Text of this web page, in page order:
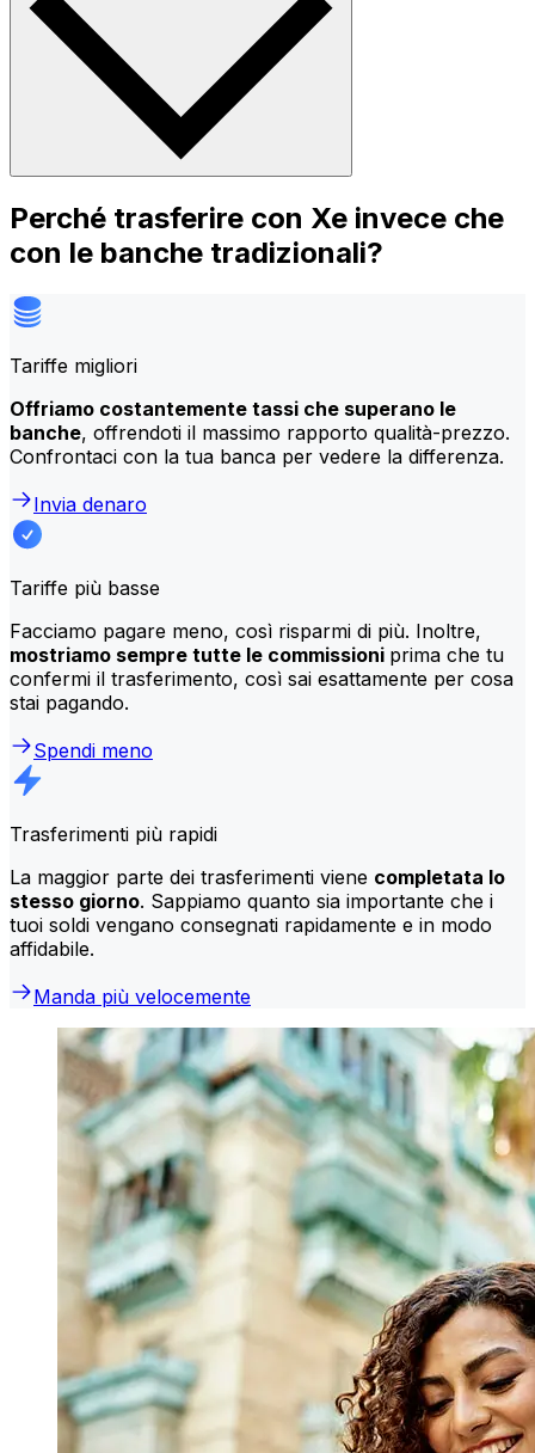
Perché trasferire con Xe invece che
con le banche tradizionali?
Tariffe migliori
Offriamo costantemente tassi che superano le
banche, offrendoti il massimo rapporto qualità-prezzo.
Confrontaci con la tua banca per vedere la differenza.
Invia denaro
Tariffe più basse
Facciamo pagare meno, così risparmi di più. Inoltre,
mostriamo sempre tutte le commissioni prima che tu
confermi il trasferimento, così sai esattamente per cosa
stai pagando.
Spendi meno
Trasferimenti più rapidi
La maggior parte dei trasferimenti viene completata lo
stesso giorno. Sappiamo quanto sia importante che i
tuoi soldi vengano consegnati rapidamente e in modo
affidabile.
Manda più velocemente